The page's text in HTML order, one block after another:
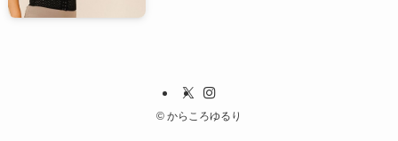
© からころゆるり